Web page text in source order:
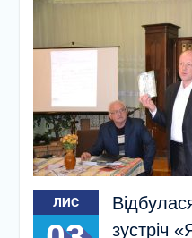
ЛИС
зустріч